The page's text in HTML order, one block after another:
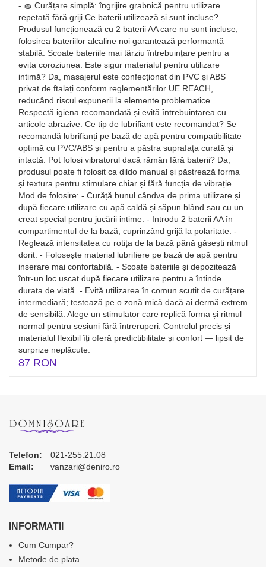
- 🧽 Curățare simplă: îngrijire grabnică pentru utilizare
repetată fără griji Ce baterii utilizează și sunt incluse?
Produsul funcționează cu 2 baterii AA care nu sunt incluse;
folosirea bateriilor alcaline noi garantează performanță
stabilă. Scoate bateriile mai târziu întrebuințare pentru a
evita coroziunea. Este sigur materialul pentru utilizare
intimă? Da, masajerul este confecționat din PVC și ABS
privat de ftalați conform reglementărilor UE REACH,
reducând riscul expunerii la elemente problematice.
Respectă igiena recomandată și evită întrebuințarea cu
articole abrazive. Ce tip de lubrifiant este recomandat? Se
recomandă lubrifianți pe bază de apă pentru compatibilitate
optimă cu PVC/ABS și pentru a păstra suprafața curată și
intactă. Pot folosi vibratorul dacă rămân fără baterii? Da,
produsul poate fi folosit ca dildo manual și păstrează forma
și textura pentru stimulare chiar și fără funcția de vibrație.
Mod de folosire: - Curăță bunul cândva de prima utilizare și
după fiecare utilizare cu apă caldă și săpun blând sau cu un
creat special pentru jucării intime. - Introdu 2 baterii AA în
compartimentul de la bază, cuprinzând grijă la polaritate. -
Reglează intensitatea cu rotița de la bază până găsești ritmul
dorit. - Folosește material lubrifiere pe bază de apă pentru
inserare mai confortabilă. - Scoate bateriile și depozitează
într-un loc uscat după fiecare utilizare pentru a întinde
durata de viață. - Evită utilizarea în comun scutit de curățare
intermediară; testează pe o zonă mică dacă ai dermă extrem
de sensibilă. Alege un stimulator care replică forma și ritmul
normal pentru sesiuni fără întreruperi. Controlul precis și
materialul flexibil îți oferă predictibilitate și confort — lipsit de
surprize neplăcute.
87 RON
Telefon:
021-255.21.08
Email:
vanzari@deniro.ro
INFORMATII
Cum Cumpar?
Metode de plata